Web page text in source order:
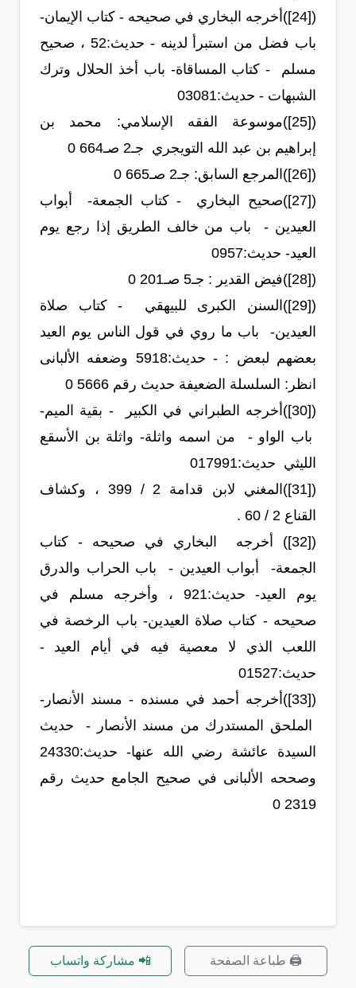
([24])أخرجه البخاري في صحيحه - كتاب الإيمان-
باب فضل من استبرأ لدينه - حديث:‏52‏ ، صحيح
مسلم - كتاب المساقاة- باب أخذ الحلال وترك
الشبهات - حديث:‏3081‏0
([25])موسوعة الفقه الإسلامي: محمد بن
إبراهيم بن عبد الله التويجري جـ2 صـ664 0
([26])المرجع السابق: جـ2 صـ665 0
([27])صحيح البخاري - كتاب الجمعة- أبواب
العيدين - باب من خالف الطريق إذا رجع يوم
العيد- حديث:‏957‏0
([28])فيض القدير : جـ5 صـ201 0
([29])السنن الكبرى للبيهقي - كتاب صلاة
العيدين- باب ما روي في قول الناس يوم العيد
بعضهم لبعض : - حديث:‏5918‏ وضعفه الألبانى
انظر: السلسلة الضعيفة حديث رقم 5666 0
([30])أخرجه الطبراني في الكبير - بقية الميم-
باب الواو - من اسمه واثلة- واثلة بن الأسقع
الليثي حديث:‏17991‏0
([31])المغني لابن قدامة 2 / 399 ، وكشاف
القناع 2 / 60 .
([32]) أخرجه البخاري في صحيحه - كتاب
الجمعة- أبواب العيدين - باب الحراب والدرق
يوم العيد- حديث:‏921‏ ، وأخرجه مسلم في
صحيحه - كتاب صلاة العيدين- باب الرخصة في
اللعب الذي لا معصية فيه في أيام العيد -
حديث:‏1527‏0
([33])أخرجه أحمد في مسنده - مسند الأنصار-
الملحق المستدرك من مسند الأنصار - حديث
وصححه الألبانى في صحيح الجامع حديث رقم
2319 0
🖨️ طباعة الصفحة 📲 مشاركة واتساب